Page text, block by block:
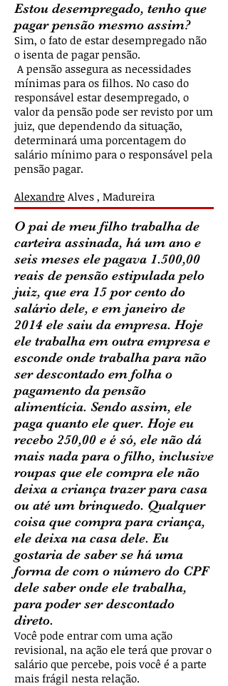
Estou desempregado, tenho que
pagar pensão mesmo assim?
Sim, o fato de estar desempregado não
o isenta de pagar pensão.
A pensão assegura as necessidades
mínimas para os filhos. No caso do
responsável estar desempregado, o
valor da pensão pode ser revisto por um
juiz, que dependendo da situação,
determinará uma porcentagem do
salário mínimo para o responsável pela
pensão pagar.
Alexandre Alves , Madureira
O pai de meu filho trabalha de
carteira assinada, há um ano e
seis meses ele pagava 1.500,00
reais de pensão estipulada pelo
juiz, que era 15 por cento do
salário dele, e em janeiro de
2014 ele saiu da empresa. Hoje
ele trabalha em outra empresa e
esconde onde trabalha para não
ser descontado em folha o
pagamento da pensão
alimentícia. Sendo assim, ele
paga quanto ele quer. Hoje eu
recebo 250,00 e é só, ele não dá
mais nada para o filho, inclusive
roupas que ele compra ele não
deixa a criança trazer para casa
ou até um brinquedo. Qualquer
coisa que compra para criança,
ele deixa na casa dele. Eu
gostaria de saber se há uma
forma de com o número do CPF
dele saber onde ele trabalha,
para poder ser descontado
direto.
Você pode entrar com uma ação
revisional, na ação ele terá que provar o
salário que percebe, pois você é a parte
mais frágil nesta relação.